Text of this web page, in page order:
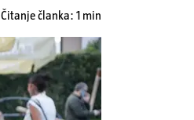
Čitanje članka: 1 min